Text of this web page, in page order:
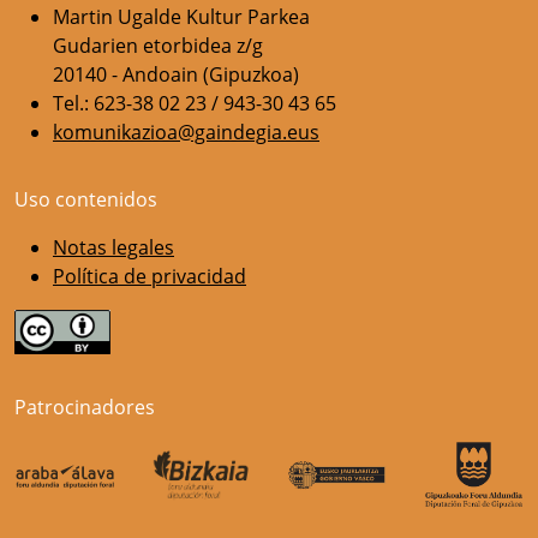
Martin Ugalde Kultur Parkea
Gudarien etorbidea z/g
20140 - Andoain (Gipuzkoa)
Tel.: 623-38 02 23 / 943-30 43 65
komunikazioa@gaindegia.eus
Uso contenidos
Notas legales
Política de privacidad
Patrocinadores